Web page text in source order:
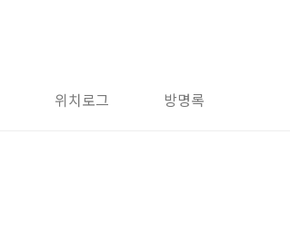
위치로그 방명록